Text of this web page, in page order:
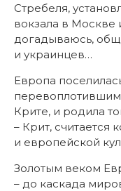
Стребеля,
вокзала в
догадываюсь,
и украинцев…
Европа
Крите, и родила
– Крит, считается
и европейской
Золотым веком
– до каскада